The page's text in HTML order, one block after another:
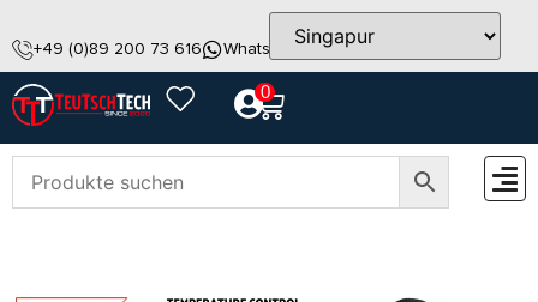
+49 (0)89 200 73 616 WhatsApp info@teutschtech.com
0